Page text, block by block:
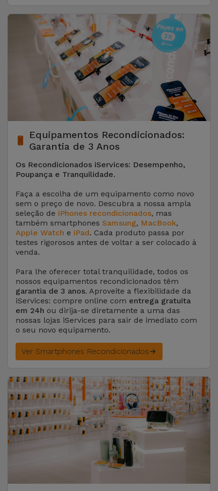
Equipamentos Recondicionados:
Garantia de 3 Anos
Os Recondicionados iServices: Desempenho,
Poupança e Tranquilidade.
Faça a escolha de um equipamento como novo
sem o preço de novo. Descubra a nossa ampla
seleção de iPhones recondicionados, mas
também smartphones Samsung, MacBook,
Apple Watch e iPad. Cada produto passa por
testes rigorosos antes de voltar a ser colocado à
venda.
Para lhe oferecer total tranquilidade, todos os
nossos equipamentos recondicionados têm
garantia de 3 anos. Aproveite a flexibilidade da
iServices: compre online com entrega gratuita
em 24h ou dirija-se diretamente a uma das
nossas lojas iServices para sair de imediato com
o seu novo equipamento.
Ver Smartphones Recondicionados